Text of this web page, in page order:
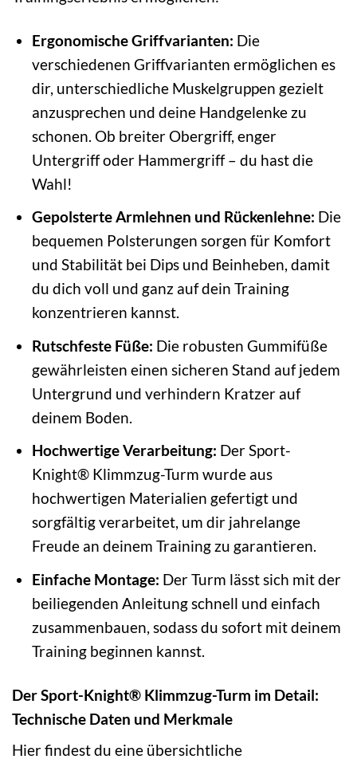
Ergonomische Griffvarianten: Die
verschiedenen Griffvarianten ermöglichen es
dir, unterschiedliche Muskelgruppen gezielt
anzusprechen und deine Handgelenke zu
schonen. Ob breiter Obergriff, enger
Untergriff oder Hammergriff – du hast die
Wahl!
Gepolsterte Armlehnen und Rückenlehne: Die
bequemen Polsterungen sorgen für Komfort
und Stabilität bei Dips und Beinheben, damit
du dich voll und ganz auf dein Training
konzentrieren kannst.
Rutschfeste Füße: Die robusten Gummifüße
gewährleisten einen sicheren Stand auf jedem
Untergrund und verhindern Kratzer auf
deinem Boden.
Hochwertige Verarbeitung: Der Sport-
Knight® Klimmzug-Turm wurde aus
hochwertigen Materialien gefertigt und
sorgfältig verarbeitet, um dir jahrelange
Freude an deinem Training zu garantieren.
Einfache Montage: Der Turm lässt sich mit der
beiliegenden Anleitung schnell und einfach
zusammenbauen, sodass du sofort mit deinem
Training beginnen kannst.
Der Sport-Knight® Klimmzug-Turm im Detail:
Technische Daten und Merkmale
Hier findest du eine übersichtliche